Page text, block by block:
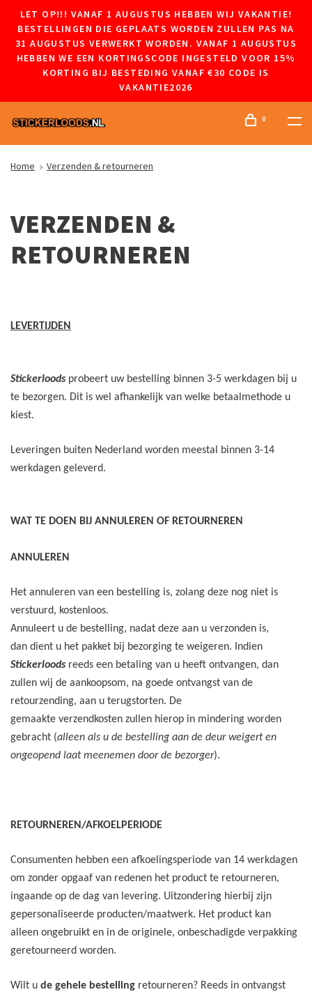
LET OP!!! VANAF 1 AUGUSTUS HEBBEN WIJ VAKANTIE!
BESTELLINGEN DIE GEPLAATS WORDEN ZULLEN PAS NA
31 AUGUSTUS VERWERKT WORDEN. VANAF 1 AUGUSTUS
HEBBEN WE EEN KORTINGSCODE INGESTELD VOOR 15%
KORTING BIJ BESTEDING VANAF €30 CODE IS
VAKANTIE2026
0
Home Verzenden & retourneren
VERZENDEN &
RETOURNEREN
LEVERTIJDEN
Stickerloods probeert uw bestelling binnen 3-5 werkdagen bij u
te bezorgen. Dit is wel afhankelijk van welke betaalmethode u
kiest.
Leveringen buiten Nederland worden meestal binnen 3-14
werkdagen geleverd.
WAT TE DOEN BIJ ANNULEREN OF RETOURNEREN
ANNULEREN
Het annuleren van een bestelling is, zolang deze nog niet is
verstuurd, kostenloos.
Annuleert u de bestelling, nadat deze aan u verzonden is,
dan dient u het pakket bij bezorging te weigeren. Indien
Stickerloods reeds een betaling van u heeft ontvangen, dan
zullen wij de aankoopsom, na goede ontvangst van de
retourzending, aan u terugstorten. De
gemaakte verzendkosten zullen hierop in mindering worden
gebracht (alleen als u de bestelling aan de deur weigert en
ongeopend laat meenemen door de bezorger).
RETOURNEREN/AFKOELPERIODE
Consumenten hebben een afkoelingsperiode van 14 werkdagen
om zonder opgaaf van redenen het product te retourneren,
ingaande op de dag van levering. Uitzondering hierbij zijn
gepersonaliseerde producten/maatwerk. Het product kan
alleen ongebruikt en in de originele, onbeschadigde verpakking
geretourneerd worden.
Wilt u de gehele bestelling retourneren? Reeds in ontvangst